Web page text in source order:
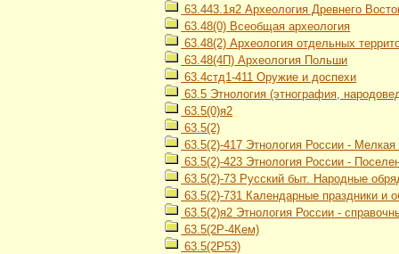
63.443.1я2 Археология Древнего
63.48(0) Всеобщая археология
63.48(2) Археология отдельных
63.48(4П) Археология Польши
63.4стд1-411 Оружие и доспехи
63.5 Этнология (этнография,
63.5(0)я2
63.5(2)
63.5(2)-417 Этнология России -
63.5(2)-423 Этнология России -
63.5(2)-73 Русский быт. Народные
63.5(2)-731 Календарные праздники и
63.5(2)я2 Этнология России -
63.5(2Р-4Кем)
63.5(2Р53)